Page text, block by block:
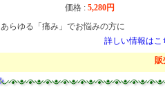
価格 : 5,280円
あらゆる「痛み」でお悩みの方に
詳しい情報はこ
販